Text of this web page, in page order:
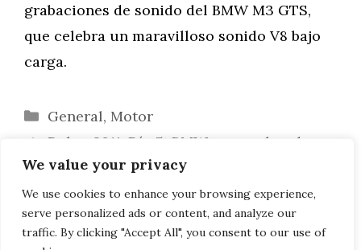
We value your privacy
We use cookies to enhance your browsing experience,
serve personalized ads or content, and analyze our
traffic. By clicking "Accept All", you consent to our use of
grabaciones de sonido del BMW M3 GTS,
que celebra un maravilloso sonido V8 bajo
carga.
Categorías
General, Motor
Dakar 2011, Día 5: BMW gana sobre dos y
cuatro ruedas
[actualizado] NAIAS 2011: Primeras
buenas imágenes del BMW Serie 1 M Coupé